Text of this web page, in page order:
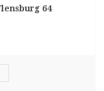
64